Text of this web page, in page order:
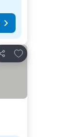
Delen
Toevoegen